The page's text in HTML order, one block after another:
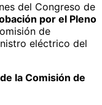
del Congreso de
por el Pleno
de
eléctrico del
la Comisión de